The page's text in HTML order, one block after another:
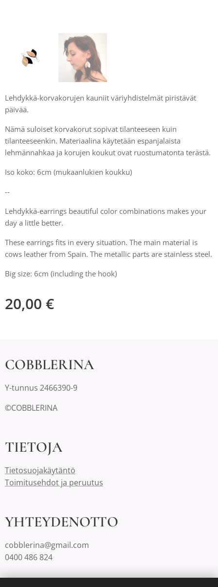
Lehdykkä-korvakorujen kauniit väriyhdistelmät piristävät
päivää.
Nämä suloiset korvakorut sopivat tilanteeseen kuin
tilanteeseenkin. Materiaalina käytetään espanjalaista
lehmännahkaa ja korujen koukut ovat ruostumatonta terästä.
Iso koko: 6cm (mukaanlukien koukku)
--
Lehdykkä-earrings beautiful color combinations makes your
day a little better.
These earrings fits in every situation. The main material is
cows leather from Spain. The metallic parts are stainless steel.
Big size: 6cm (including the hook)
20,00 €
COBBLERINA
Y-tunnus 2466390-9
©COBBLERINA
TIETOJA
Tietosuojakäytäntö
Toimitusehdot ja peruutus
YHTEYDENOTTO
cobblerina@gmail.com
0400 486 824